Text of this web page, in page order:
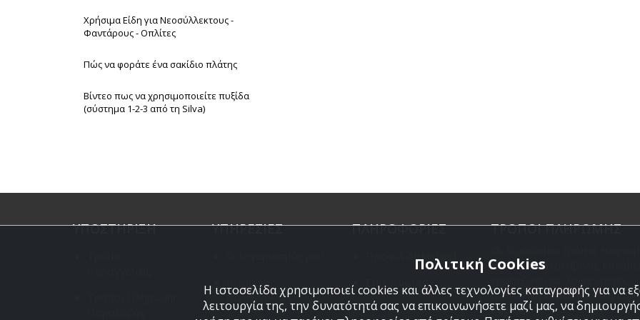
Χρήσιμα Είδη για Νεοσύλλεκτους -
Φαντάρους - Οπλίτες
Πώς να φοράτε ένα σακίδιο πλάτης
Βίντεο πως να χρησιμοποιείτε πυξίδα
(σύστημα 1-2-3 από τη Silva)
ΥΠΟΣΤΗΡΙΞΗ ΥΠΗΡΕΣΙΕΣ
Ιστορικό
παραγγελιών
ΠΛΗΡΟΦΟΡΙΕΣ
Προφιλ ARMYland
Επικοινωνια
ΤΡΟΠΟΙ ΠΛΗΡΩΜΗΣ
είναι η Αντικαταβολή,
πιστωτική κάρτα και
PayPal.
Πολιτική Cookies
Η ιστοσελίδα χρησιμοποιεί cookies και άλλες τεχνολογίες καταγραφής για να
λειτουργία της, την δυνατότητά σας να επικοινωνήσετε μαζί μας, να